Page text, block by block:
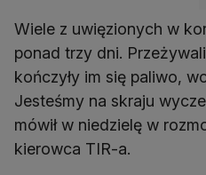
Wiele z uwięzionych w
ponad trzy dni.
kończyły im się paliwo,
Jesteśmy na skraju
mówił w niedzielę w
kierowca TIR-a.